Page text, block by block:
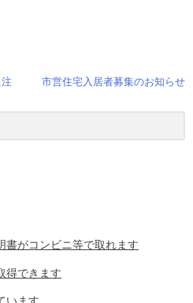
市営住宅入居者募集のお知らせ
書がコンビニ等で取れます
得できます